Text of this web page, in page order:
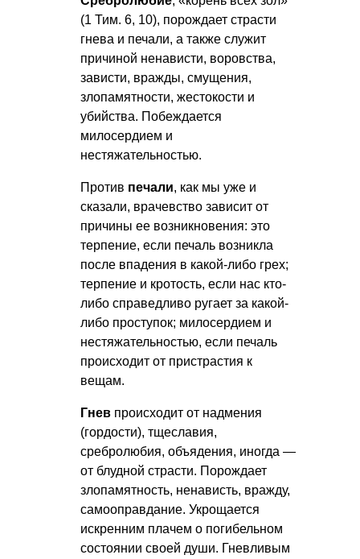
(1 Тим. 6, 10), порождает страсти
гнева и печали, а также служит
причиной ненависти, воровства,
зависти, вражды, смущения,
злопамятности, жестокости и
убийства. Побеждается
милосердием и
нестяжательностью.
Против печали, как мы уже и
сказали, врачевство зависит от
причины ее возникновения: это
терпение, если печаль возникла
после впадения в какой-либо грех;
терпение и кротость, если нас кто-
либо справедливо ругает за какой-
либо проступок; милосердием и
нестяжательностью, если печаль
происходит от пристрастия к
вещам.
Гнев происходит от надмения
(гордости), тщеславия,
сребролюбия, объядения, иногда —
от блудной страсти. Порождает
злопамятность, ненависть, вражду,
самооправдание. Укрощается
искренним плачем о погибельном
состоянии своей души. Гневливым